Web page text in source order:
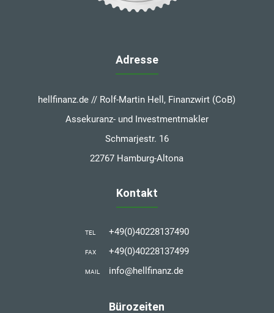
Adresse
hellfinanz.de // Rolf-Martin Hell, Finanzwirt (CoB)
Assekuranz- und Investmentmakler
Schmarjestr. 16
22767 Hamburg-Altona
Kontakt
TEL +49(0)40228137490
FAX +49(0)40228137499
MAIL info@hellfinanz.de
Bürozeiten